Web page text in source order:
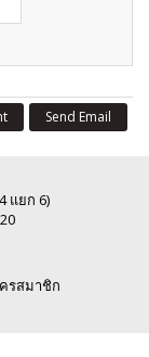
Send Email
แยก 6)
รสมาชิก